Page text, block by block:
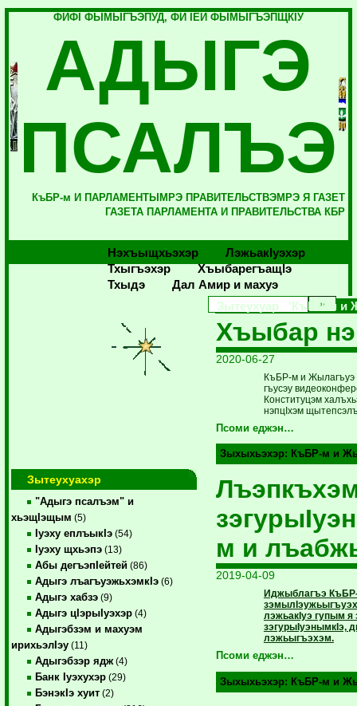
ФИФI ФЫМЫГЪЭПУД, ФИ IЕЙ ФЫМЫГЪЭПЩКIУ
АДЫГЭ
ПСАЛЪЭ
КъБР-м И ПАРЛАМЕНТЫМРЭ ПРАВИТЕЛЬСТВЭМРЭ Я ГАЗЕТ
ГАЗЕТА ПАРЛАМЕНТА И ПРАВИТЕЛЬСТВА КБР
Нэхъыщхьэхэр
Лэжьакlуэхэр
Тхыгъэхэр
Хъыбарегъащlэ
Тхыдэ
Дал Амир и махуэ
Зытеухуахэр
"Адыгэ псалъэм" и
хьэщIэщым (5)
Iуэху еплъыкIэ (54)
Iуэху щхьэпэ (13)
Абы дегъэпIейтей (86)
Адыгэ лъагъуэжьхэмкIэ (6)
Адыгэ хабзэ (9)
Адыгэ цIэрыIуэхэр (4)
Адыгэбзэм и махуэм
ирихьэлIэу (11)
Адыгэбзэр ядж (4)
Банк Iуэхухэр (29)
БэнэкIэ хуит (2)
Зытеухуар 'КъБР-м и
Хъыбар
2020-06-27
КъБР-м и Жылагъуэ
гъусэу
Конституцэм
нэпцIхэм
Псоми еджэн…
Зыхыхьэхэр: КъБР-м и
м и
2019-04-09
Иджыблагъэ
лэжьакIуэ гупым
зэгурыIуэнымкIэ,
лэжьыгъэхэм.
Псоми еджэн…
Зыхыхьэхэр: КъБР-м и